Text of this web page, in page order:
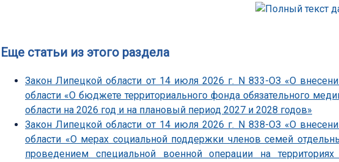
Еще статьи из этого раздела
Закон Липецкой области от 14 июля 2026 г. N 833-ОЗ «О
области «О бюджете территориального фонда обязательного
области на 2026 год и на плановый период 2027 и 2028 годов»
Закон Липецкой области от 14 июля 2026 г. N 838-ОЗ «О
области «О мерах социальной поддержки членов семей
проведением специальной военной операции на